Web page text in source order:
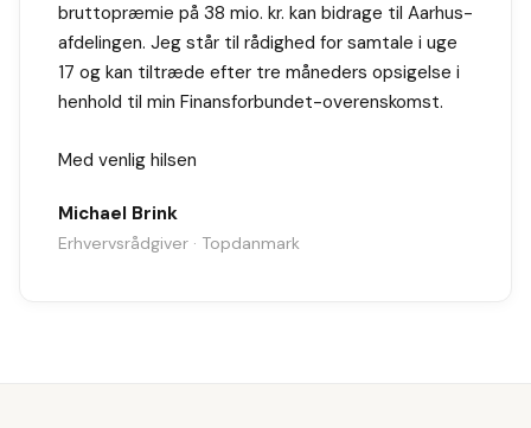
bruttopræmie på 38 mio. kr. kan bidrage til Aarhus-
afdelingen. Jeg står til rådighed for samtale i uge
17 og kan tiltræde efter tre måneders opsigelse i
henhold til min Finansforbundet-overenskomst.
Med venlig hilsen
Michael Brink
Erhvervsrådgiver · Topdanmark